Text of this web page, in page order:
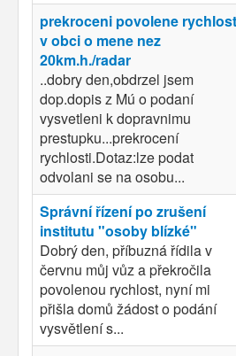
prekroceni povolene rychlost
v obci o mene nez
20km.h./radar
..dobry den,obdrzel jsem
dop.dopis z Mú o podaní
vysvetleni k dopravnimu
prestupku...prekrocení
rychlosti.Dotaz:lze podat
odvolani se na osobu...
Správní řízení po zrušení
institutu "osoby blízké"
Dobrý den, příbuzná řídila v
červnu můj vůz a překročila
povolenou rychlost, nyní mi
přišla domů žádost o podání
vysvětlení s...